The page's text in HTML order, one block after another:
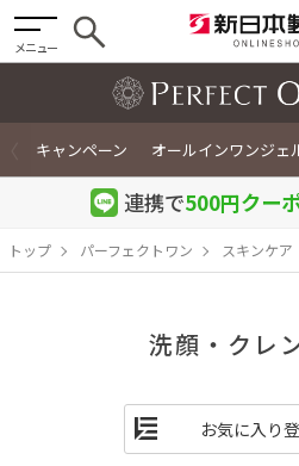
メニュー
キャンペーン オールインワンジェ
連携で500円クー
トップ パーフェクトワン スキンケア
洗顔・クレ